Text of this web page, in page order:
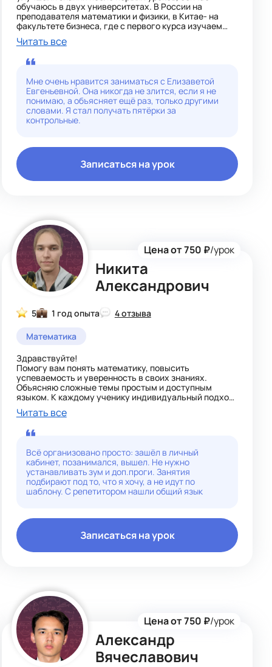
обучаюсь в двух университетах. В России на
преподавателя математики и физики, в Китае- на
факультете бизнеса, где с первого курса изучаем
высшую математику.
языком. Убираю страх перед контрольными и ВПР,
конкретного ребенка: если нужно подтянуть базу -
разбираем пробелы. Главное - чтобы ребенок
перестал бояться цифр и начал получать
удовольствие от решения.
Читать все
Мне очень нравится заниматься с Елизаветой
Евгеньевной. Она никогда не злится, если я не
понимаю, а объясняет ещё раз, только другими
словами. Я стал получать пятёрки за
контрольные.
Записаться на урок
Никита
Александрович
Цена от 750 ₽/урок
5 1 год опыта
4 отзыва
Математика
Здравствуйте!
Помогу вам понять математику, повысить
успеваемость и уверенность в своих знаниях.
Объясняю сложные темы простым и доступным
языком. К каждому ученику индивидуальный подход!
Как проходят занятия:
• Помогаю с подготовкой к ОГЭ или со школьной
• Разберём сложные темы без стресса.
• Индивидуальный подход к каждому ученику
• Учимся мыслить логически, а не механически
заучивать.
• На занятиях царит живое общение: ошибки — это
Читать все
Всё организовано просто: зашёл в личный
кабинет, позанимался, вышел. Не нужно
устанавливать зум и доп.проги. Занятия
подбирают под то, что я хочу, а не идут по
шаблону. С репетитором нашли общий язык
Записаться на урок
Александр
Вячеславович
Цена от 750 ₽/урок